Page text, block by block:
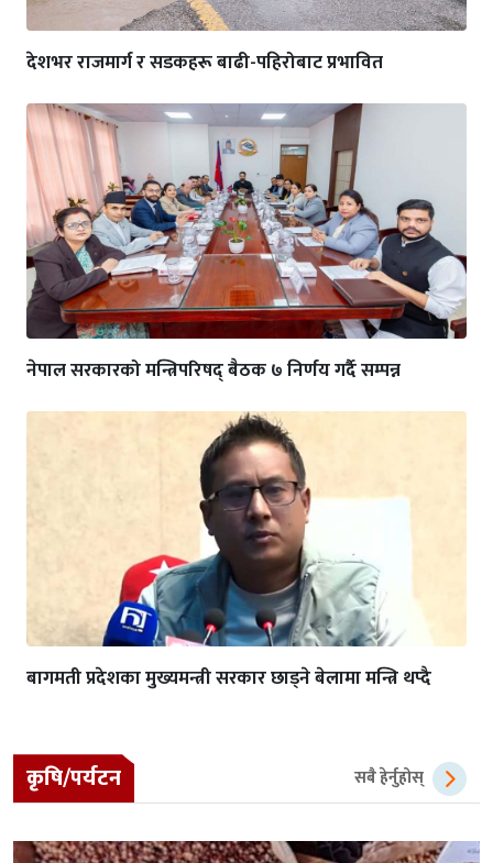
देशभर राजमार्ग र सडकहरू बाढी-पहिरोबाट प्रभावित
नेपाल सरकारको मन्त्रिपरिषद् बैठक ७ निर्णय गर्दै सम्पन्न
बागमती प्रदेशका मुख्यमन्त्री सरकार छाड्ने बेलामा मन्त्रि थप्दै
कृषि/पर्यटन सबै हेर्नुहोस्